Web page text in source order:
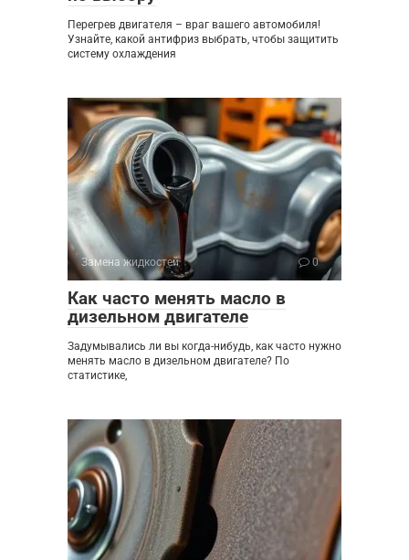
Перегрев двигателя – враг вашего автомобиля!
Узнайте, какой антифриз выбрать, чтобы защитить
систему охлаждения
Замена жидкостей 0
Как часто менять масло в
дизельном двигателе
Задумывались ли вы когда-нибудь, как часто нужно
менять масло в дизельном двигателе? По
статистике,